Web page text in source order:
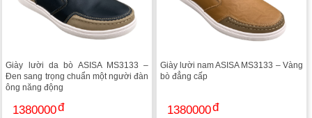
Giày lười da bò ASISA MS3133 –
Đen sang trọng chuẩn một người đàn
ông năng động
1380000
Giày lười nam ASISA MS3133 – Vàng
bò đẳng cấp
1380000